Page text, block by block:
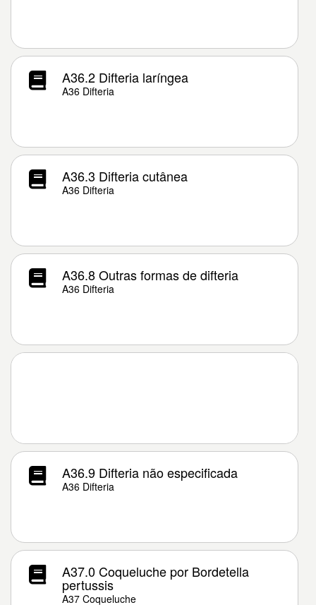
A36.2 Difteria laríngea
A36 Difteria
A36.3 Difteria cutânea
A36 Difteria
A36.8 Outras formas de difteria
A36 Difteria
A36.9 Difteria não especificada
A36 Difteria
A37.0 Coqueluche por Bordetella
pertussis
A37 Coqueluche